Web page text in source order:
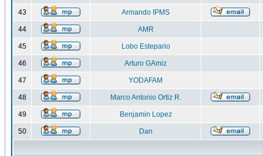
43 Armando IPMS
44 AMR
45 Lobo Estepario
46 Arturo GAmiz
47 YODAFAM
48 Marco Antonio Ortiz R.
49 Benjamin Lopez
50 Dan